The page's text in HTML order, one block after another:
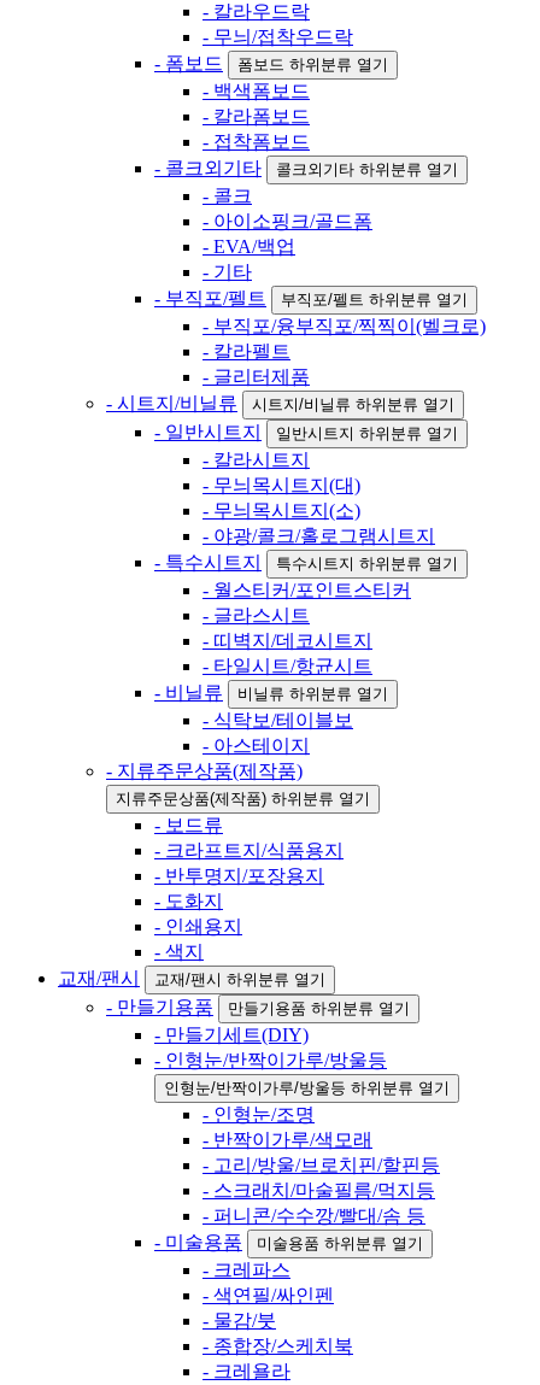
- 칼라우드락
- 무늬/접착우드락
- 폼보드
폼보드 하위분류 열기
- 백색폼보드
- 칼라폼보드
- 접착폼보드
- 콜크외기타
콜크외기타 하위분류 열기
- 콜크
- 아이소핑크/골드폼
- EVA/백업
- 기타
- 부직포/펠트
부직포/펠트 하위분류 열기
- 부직포/융부직포/찍찍이(벨크로)
- 칼라펠트
- 글리터제품
- 시트지/비닐류
시트지/비닐류 하위분류 열기
- 일반시트지 일반시트지 하위분류 열기
- 칼라시트지
- 무늬목시트지(대)
- 무늬목시트지(소)
- 야광/콜크/홀로그램시트지
- 특수시트지
특수시트지 하위분류 열기
- 월스티커/포인트스티커
- 글라스시트
- 띠벽지/데코시트지
- 타일시트/항균시트
- 비닐류
비닐류 하위분류 열기
- 식탁보/테이블보
- 아스테이지
- 지류주문상품(제작품)
지류주문상품(제작품) 하위분류 열기
- 보드류
- 크라프트지/식품용지
- 반투명지/포장용지
- 도화지
- 인쇄용지
- 색지
교재/팬시
교재/팬시 하위분류 열기
- 만들기용품 만들기용품 하위분류 열기
- 만들기세트(DIY)
- 인형눈/반짝이가루/방울등
인형눈/반짝이가루/방울등 하위분류 열기
- 인형눈/조명
- 반짝이가루/색모래
- 고리/방울/브로치핀/할핀등
- 스크래치/마술필름/먹지등
- 퍼니콘/수수깡/빨대/솜 등
- 미술용품
미술용품 하위분류 열기
- 크레파스
- 색연필/싸인펜
- 물감/붓
- 종합장/스케치북
- 크레욜라